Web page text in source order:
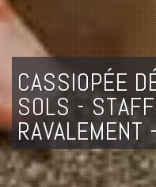
CASSIOPÉE
SOLS -
RAVALEMENT